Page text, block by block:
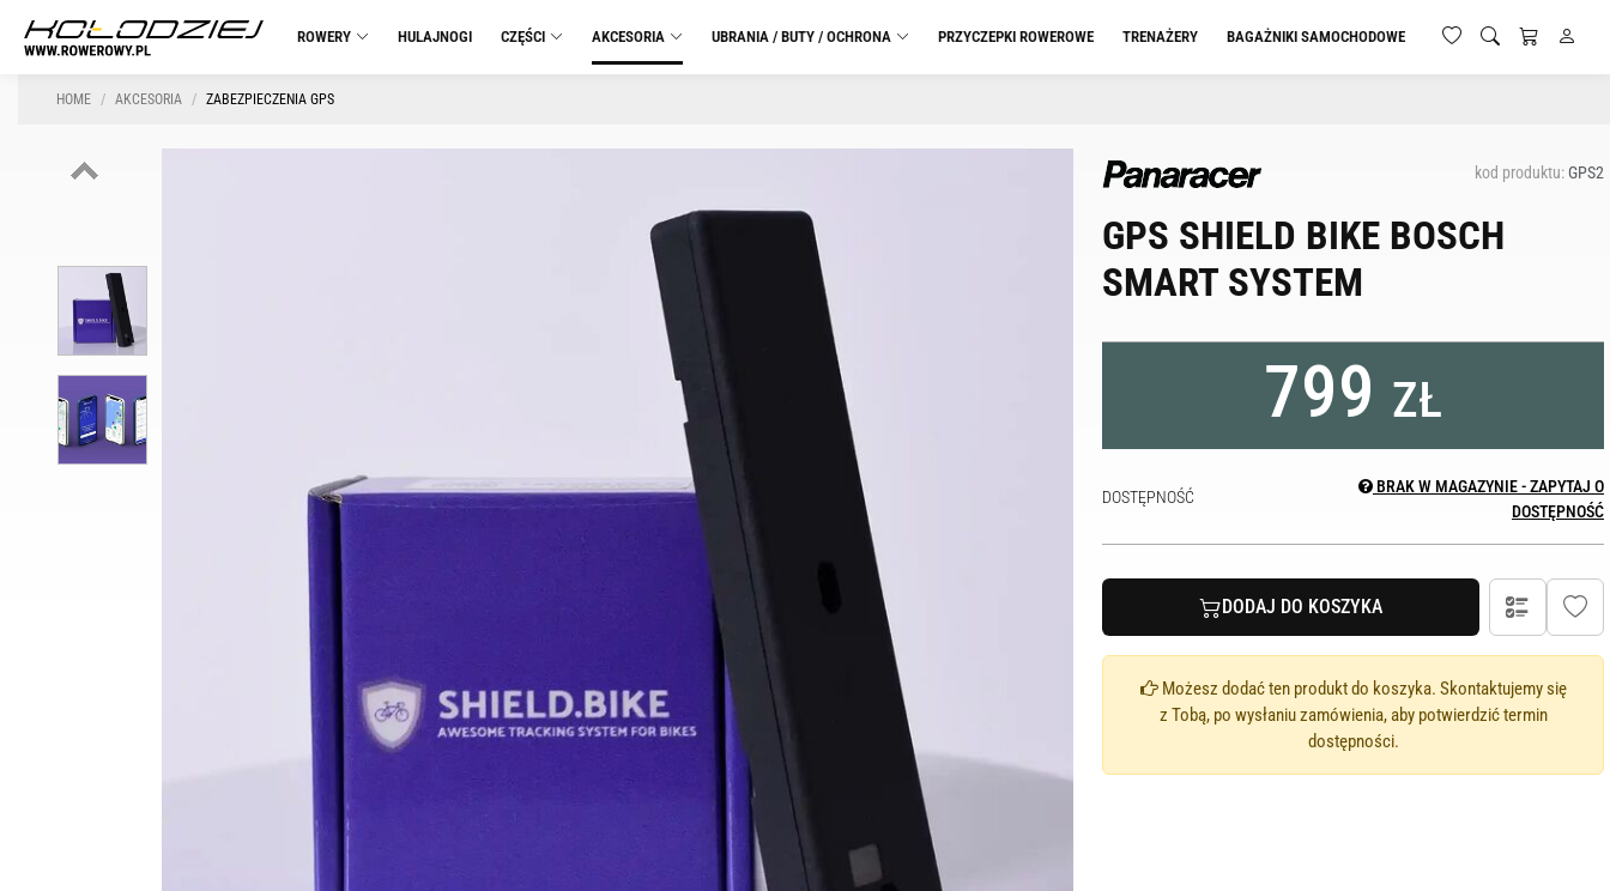
ROWERY HULAJNOGI CZĘŚCI AKCESORIA UBRANIA / BUTY / OCHRONA PRZYCZEPKI ROWEROWE TRENAŻERY BAGAŻNIKI SAMOCHODOWE
HOME AKCESORIA ZABEZPIECZENIA GPS
kod produktu:GPS2
GPS SHIELD BIKE BOSCH
SMART SYSTEM
799 ZŁ
DOSTĘPNOŚĆ
BRAK W MAGAZYNIE - ZAPYTAJ O
DOSTĘPNOŚĆ
DODAJ DO KOSZYKA
Możesz dodać ten produkt do koszyka. Skontaktujemy się
z Tobą, po wysłaniu zamówienia, aby potwierdzić termin
dostępności.